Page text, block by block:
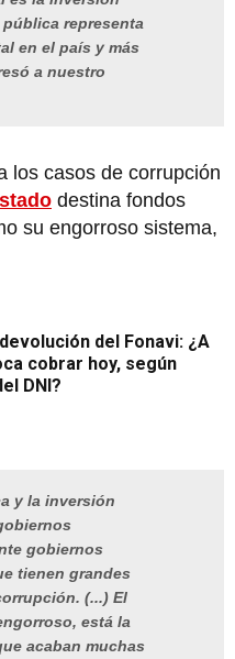
representa
en el país y más
a nuestro
los casos de corrupción
destina fondos
su engorroso sistema,
del Fonavi: ¿A
cobrar hoy, según
DNI?
y la inversión
gobiernos
tienen grandes
(...) El
está la
acaban muchas